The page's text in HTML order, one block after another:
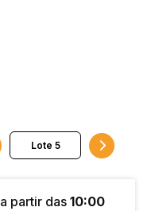
a partir das 10:00